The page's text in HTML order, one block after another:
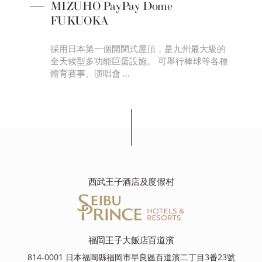
MIZUHO PayPay Dome
FUKUOKA
採用日本第一個開閉式屋頂，是九州最大級的
全天候型多功能巨蛋設施。 可舉行棒球等各種
體育賽事、演唱會 …
西武王子酒店及度假村
福岡王子大飯店百道濱
814-0001 日本福岡縣福岡市早良區百道濱二丁目3番23號